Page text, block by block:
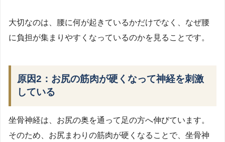
大切なのは、腰に何が起きているかだけでなく、なぜ腰
に負担が集まりやすくなっているのかを見ることです。
原因2：お尻の筋肉が硬くなって神経を刺激
している
坐骨神経は、お尻の奥を通って足の方へ伸びています。
そのため、お尻まわりの筋肉が硬くなることで、坐骨神